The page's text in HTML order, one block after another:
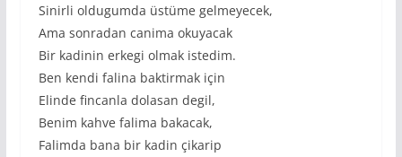
Sinirli oldugumda üstüme gelmeyecek,
Ama sonradan canima okuyacak
Bir kadinin erkegi olmak istedim.
Ben kendi falina baktirmak için
Elinde fincanla dolasan degil,
Benim kahve falima bakacak,
Falimda bana bir kadin çikarip